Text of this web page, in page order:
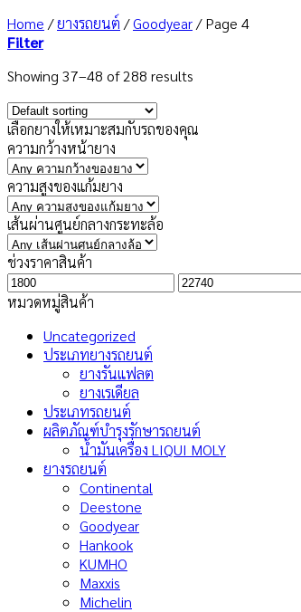
Home /ยางรถยนต์ /Goodyear/Page 4
Filter
Showing 37–48 of 288 results
เลือกยางให้เหมาะสมกับรถของคุณ
ความกว้างหน้ายาง
ความสูงของแก้มยาง
เส้นผ่านศูนย์กลางกระทะล้อ
ช่วงราคาสินค้า
Min
price
Max
หมวดหมู่สินค้า
Uncategorized
ประเภทยางรถยนต์
ยางรันแฟลต
ยางเรเดียล
ประเภทรถยนต์
ผลิตภัณฑ์บำรุงรักษารถยนต์
น้ำมันเครื่อง LIQUI MOLY
ยางรถยนต์
Continental
Deestone
Goodyear
Hankook
KUMHO
Maxxis
Michelin